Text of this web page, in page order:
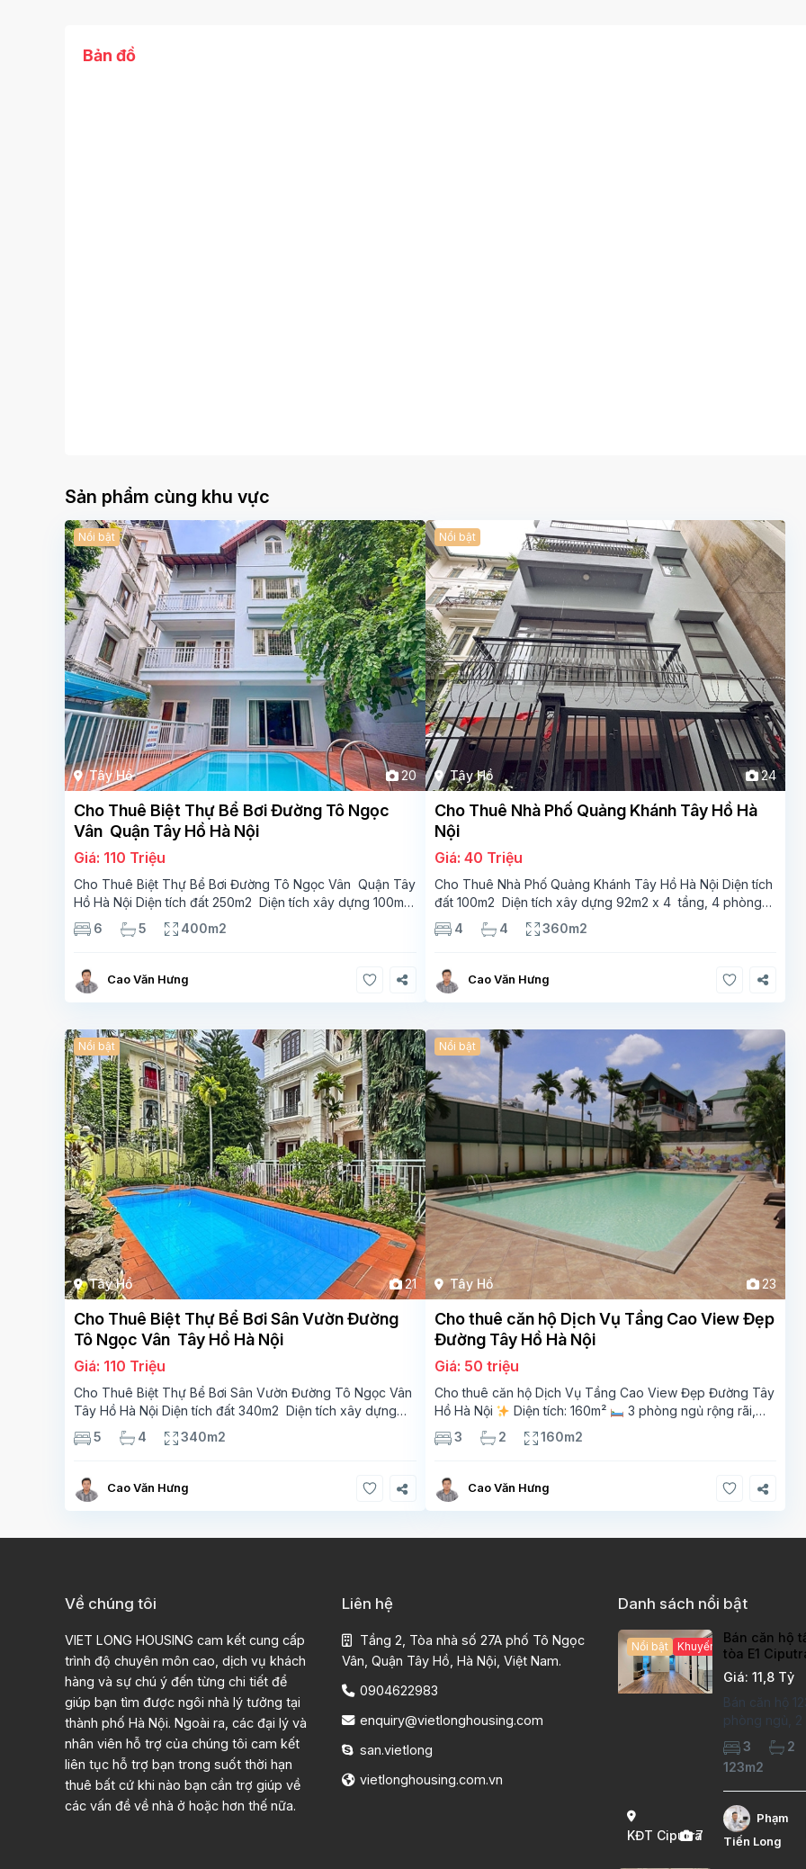
Bản đồ
Sản phẩm cùng khu vực
Tây Hồ 20
Nổi bật
Cho Thuê Biệt Thự Bể Bơi Đường Tô Ngọc
Vân Quận Tây Hồ Hà Nội
Giá: 110 Triệu
Cho Thuê Biệt Thự Bể Bơi Đường Tô Ngọc Vân Quận Tây
Hồ Hà Nội Diện tích đất 250m2 Diện tích xây dựng 100m2
Xây 4 tầng, 6 phòng ngủ 5 phòng tắm Tầng 1, , phòng
khách , phòng bếp-1wc Tầng 2, 2 phòng
6 5 400m2
Cao Văn Hưng
Tây Hồ 24
Nổi bật
Cho Thuê Nhà Phố Quảng Khánh Tây Hồ Hà
Nội
Giá: 40 Triệu
Cho Thuê Nhà Phố Quảng Khánh Tây Hồ Hà Nội Diện tích
đất 100m2 Diện tích xây dựng 92m2 x 4 tầng, 4 phòng
ngủ 3 phòng tắm Tầng 1 – phòng bếp-1wc Tầng 2–
phòng khách , 1 phòng ngủ,1 phòng tắm Tầng 3- 2
4 4 360m2
Cao Văn Hưng
Tây Hồ 21
Nổi bật
Cho Thuê Biệt Thự Bể Bơi Sân Vườn Đường
Tô Ngọc Vân Tây Hồ Hà Nội
Giá: 110 Triệu
Cho Thuê Biệt Thự Bể Bơi Sân Vườn Đường Tô Ngọc Vân
Tây Hồ Hà Nội Diện tích đất 340m2 Diện tích xây dựng
110m2 Xây 3 tầng, 5 phòng ngủ 4 phòng tắm Tầng 1, ,
phòng khách , phòng bếp-1wc Tầng 2, 3
5 4 340m2
Cao Văn Hưng
Tây Hồ 23
Nổi bật
Cho thuê căn hộ Dịch Vụ Tầng Cao View Đẹp
Đường Tây Hồ Hà Nội
Giá: 50 triệu
Cho thuê căn hộ Dịch Vụ Tầng Cao View Đẹp Đường Tây
Hồ Hà Nội
Diện tích: 160m²
3 phòng ngủ rộng rãi,
thoáng sáng
2 phòng tắm tiện nghi
khách hiện đại, ban công thoáng mát
3 2 160m2
Cao Văn Hưng
Về chúng tôi
VIET LONG HOUSING cam kết cung cấp
trình độ chuyên môn cao, dịch vụ khách
hàng và sự chú ý đến từng chi tiết để
giúp bạn tìm được ngôi nhà lý tưởng tại
thành phố Hà Nội. Ngoài ra, các đại lý và
nhân viên hỗ trợ của chúng tôi cam kết
liên tục hỗ trợ bạn trong suốt thời hạn
thuê bất cứ khi nào bạn cần trợ giúp về
các vấn đề về nhà ở hoặc hơn thế nữa.
Liên hệ
Tầng 2, Tòa nhà số 27A phố Tô Ngọc
Vân, Quận Tây Hồ, Hà Nội, Việt Nam.
0904622983
enquiry@vietlonghousing.com
san.vietlong
vietlonghousing.com.vn
Danh sách nổi bật
KĐT Ciputra
7
Nổi bật Khuyến mại hấp dẫn
Bán căn hộ
tòa E1
chất lượng
Giá: 11,8 Tỷ
Bán căn hộ
phòng ngủ, 2
khu đô thị
International
hộ đã sửa mới
lượng cao,
hiện đại,
thoáng sáng.
căn hộ:
3
2
123m2
Phạm
Tiến Long